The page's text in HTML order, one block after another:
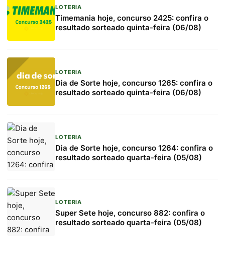
LOTERIA
Timemania hoje, concurso 2425: confira o
resultado sorteado quinta-feira (06/08)
LOTERIA
Dia de Sorte hoje, concurso 1265: confira o
resultado sorteado quinta-feira (06/08)
LOTERIA
Dia de Sorte hoje, concurso 1264: confira o
resultado sorteado quarta-feira (05/08)
LOTERIA
Super Sete hoje, concurso 882: confira o
resultado sorteado quarta-feira (05/08)